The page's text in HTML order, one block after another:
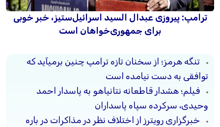
ترامپ: پیروزی عبدال السید اسرائیل‌ستیز، خبر خوبی
برای جمهوری‌خواهان است
تنگه هرمز؛ از سخنان تازه ترامپ چنین برمیآید که
توافقی به دست نیامده است
فیلم؛ هشدار قاطعانه نتانیاهو به پاسدار احمد
وحیدی، سرکرده سپاه پاسداران
خبرگزاری رویترز از اختلاف نظر در مذاکرات در باره